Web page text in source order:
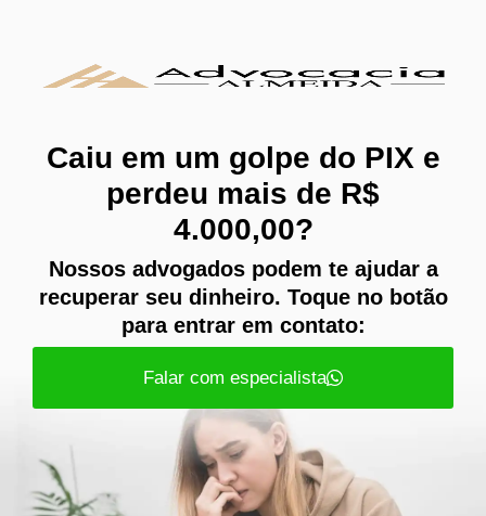
Caiu em um golpe do PIX e
perdeu mais de R$
4.000,00?
Nossos advogados podem te ajudar a
recuperar seu dinheiro. Toque no botão
para entrar em contato:
Falar com especialista